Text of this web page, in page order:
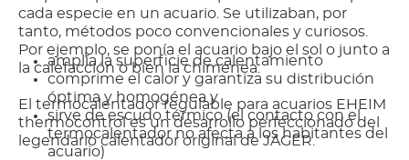
cada especie en un acuario. Se utilizaban, por
tanto, métodos poco convencionales y curiosos.
Por ejemplo, se ponía el acuario bajo el sol o junto a
la calefacción o bien la chimenea.
El termocalentador regulable para acuarios EHEIM
thermocontrol es un desarrollo perfeccionado del
legendario calentador original de JÄGER.
amplía la superficie de calentamiento
comprime el calor y garantiza su distribución
óptima y homogénea y
sirve de escudo térmico (el contacto con el
termocalentador no afecta a los habitantes del
acuario)